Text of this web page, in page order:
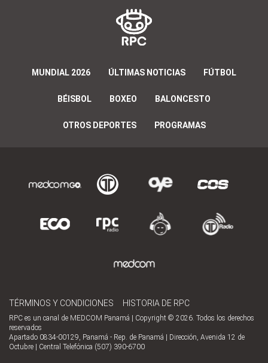
MUNDIAL 2026 ÚLTIMAS NOTICIAS FÚTBOL
BÉISBOL BOXEO BALONCESTO
OTROS DEPORTES PROGRAMAS
TÉRMINOS Y CONDICIONES HISTORIA DE RPC
RPC es un canal de MEDCOM Panamá | Copyright © 2026. Todos los derechos
reservados
Apartado 0834-00129, Panamá - Rep. de Panamá | Dirección, Avenida 12 de
Octubre | Central Telefónica (507) 390-6700